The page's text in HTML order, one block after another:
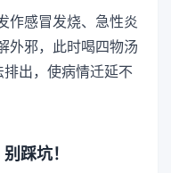
作感冒发烧、急性炎
外邪，此时喝四物汤
排出，使病情迁延不
踩坑！